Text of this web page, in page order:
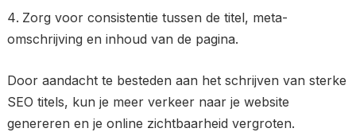
Zorg voor consistentie tussen de titel, meta-
omschrijving en inhoud van de pagina.
Door aandacht te besteden aan het schrijven van sterke
SEO titels, kun je meer verkeer naar je website
genereren en je online zichtbaarheid vergroten.